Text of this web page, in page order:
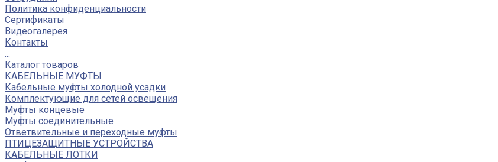
Политика конфиденциальности
Сертификаты
Видеогалерея
Контакты
...
Каталог товаров
КАБЕЛЬНЫЕ МУФТЫ
Кабельные муфты холодной усадки
Комплектующие для сетей освещения
Муфты концевые
Муфты соединительные
Ответвительные и переходные муфты
ПТИЦЕЗАЩИТНЫЕ УСТРОЙСТВА
КАБЕЛЬНЫЕ ЛОТКИ